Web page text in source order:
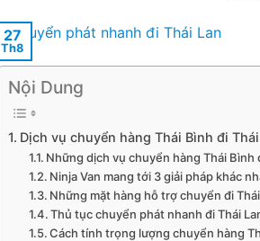
27
Th8
Nội Dung
Dịch vụ chuyển hàng Thái Bình đi
Những dịch vụ chuyển hàng Thái Bình
Ninja Van mang tới 3 giải pháp khác
Những mặt hàng hỗ trợ chuyển đi
Thủ tục chuyển phát nhanh đi Thái
Cách tính trọng lượng chuyển hàng